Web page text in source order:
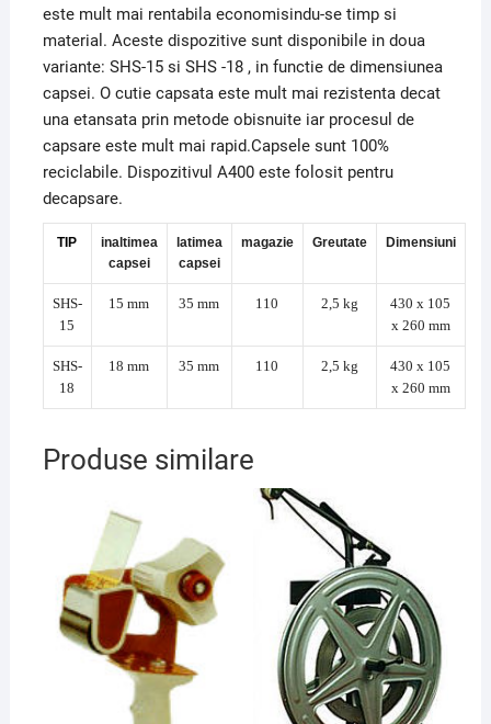
este mult mai rentabila economisindu-se timp si
material. Aceste dispozitive sunt disponibile in doua
variante: SHS-15 si SHS -18 , in functie de dimensiunea
capsei. O cutie capsata este mult mai rezistenta decat
una etansata prin metode obisnuite iar procesul de
capsare este mult mai rapid.Capsele sunt 100%
reciclabile. Dispozitivul A400 este folosit pentru
decapsare.
TIP
inaltimea
capsei
latimea
capsei
magazie Greutate Dimensiuni
SHS-
15
15 mm 35 mm 110 2,5 kg
430 x 105
x 260 mm
SHS-
18
18 mm 35 mm 110 2,5 kg
430 x 105
x 260 mm
Produse similare